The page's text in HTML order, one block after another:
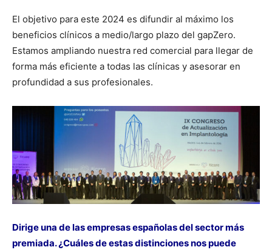
El objetivo para este 2024 es difundir al máximo los
beneficios clínicos a medio/largo plazo del gapZero.
Estamos ampliando nuestra red comercial para llegar de
forma más eficiente a todas las clínicas y asesorar en
profundidad a sus profesionales.
Dirige una de las empresas españolas del sector más
premiada. ¿Cuáles de estas distinciones nos puede